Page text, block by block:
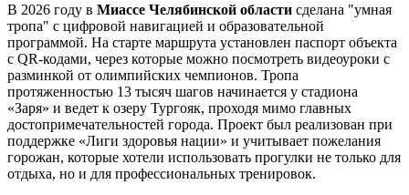
В 2026 году в Миассе Челябинской области сделана "умная
тропа" с цифровой навигацией и образовательной
программой. На старте маршрута установлен паспорт объекта
с QR-кодами, через которые можно посмотреть видеоуроки с
разминкой от олимпийских чемпионов. Тропа
протяженностью 13 тысяч шагов начинается у стадиона
«Заря» и ведет к озеру Тургояк, проходя мимо главных
достопримечательностей города. Проект был реализован при
поддержке «Лиги здоровья нации» и учитывает пожелания
горожан, которые хотели использовать прогулки не только для
отдыха, но и для профессиональных тренировок.